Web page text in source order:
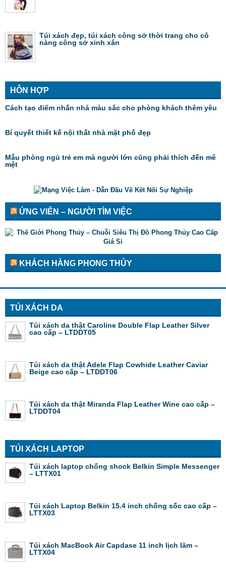
Túi xách đẹp, túi xách công sở thời trang cho cô
nàng công sở xinh xắn
HỖN HỢP
Cách tạo điểm nhấn nhá màu sắc cho phòng khách thêm yêu
Bí quyết thiết kế nội thất nhà mặt phố đẹp
Mẫu phòng ngủ trẻ em mà người lớn cũng phải thích đến mê
mệt
ỨNG VIÊN – NGƯỜI TÌM VIỆC
KHÁCH HÀNG PHONG THỦY
TÚI XÁCH DA
Túi xách da thật Caroline Double Flap Leather Silver
cao cấp – LTDDT05
Túi xách da thật Adele Flap Cowhide Leather Caviar
Beige cao cấp – LTDDT06
Túi xách da thật Miranda Flap Leather Wine cao cấp –
LTDDT04
TÚI XÁCH LAPTOP
Túi xách laptop chống shock Belkin Simple Messenger
– LTTX01
Túi xách Laptop Belkin 15.4 inch chống sốc cao cấp –
LTTX03
Túi xách MacBook Air Capdase 11 inch lịch lãm –
LTTX04